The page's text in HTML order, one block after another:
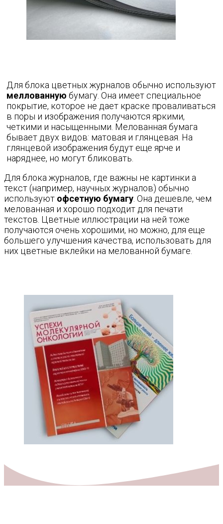
Для блока цветных журналов обычно используют
меллованную бумагу. Она имеет специальное
покрытие, которое не дает краске проваливаться
в поры и изображения получаются яркими,
четкими и насыщенными. Мелованная бумага
бывает двух видов: матовая и глянцевая. На
глянцевой изображения будут еще ярче и
наряднее, но могут бликовать.
Для блока журналов, где важны не картинки а
текст (например, научных журналов) обычно
используют офсетную бумагу . Она дешевле, чем
мелованная и хорошо подходит для печати
текстов. Цветные иллюстрации на ней тоже
получаются очень хорошими, но можно, для еще
большего улучшения качества, использовать для
них цветные вклейки на мелованной бумаге.